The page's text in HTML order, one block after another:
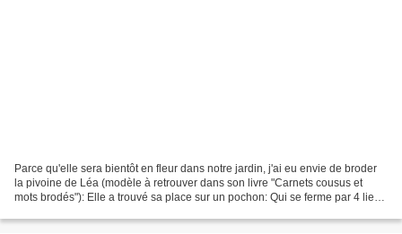
Parce qu'elle sera bientôt en fleur dans notre jardin, j'ai eu envie de broder
la pivoine de Léa (modèle à retrouver dans son livre "Carnets cousus et
mots brodés"): Elle a trouvé sa place sur un pochon: Qui se ferme par 4 liens